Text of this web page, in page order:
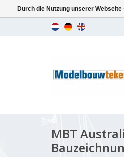
MBT
Durch die Nutzung unserer